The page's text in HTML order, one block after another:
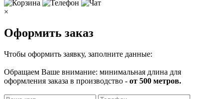
×
Оформить заказ
Чтобы оформить заявку, заполните данные:
Обращаем Ваше внимание: минимальная длина для
оформления заказа в производство - от 500 метров.